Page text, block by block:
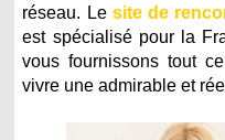
réseau. Le site de
est spécialisé pour la
vous fournissons tout
vivre une admirable et